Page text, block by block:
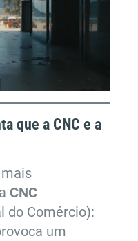
que a CNC e a
CNC
do Comércio):
um